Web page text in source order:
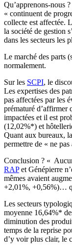
Qu’apprenons-nous
« continuent de
collecte est affectée.
la société de gestion
dans les secteurs les
Le marché des parts
normalement.
Sur les SCPI, le
Les expertises des
pas affectées par les
prématuré d’affirmer
impactées et il est
(12,02%*) et
Quant aux bureaux,
permettre de « ne
Conclusion ? «
RAPet Génépierre
mêmes avaient
+2,01%, +0,56%)…
Les secteurs
moyenne 16,64%*
diminution des
temps de la reprise
d’y voir plus clair, le